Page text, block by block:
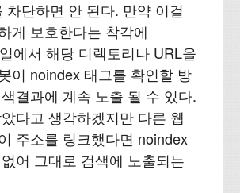
차단하면 안 된다. 만약 이걸
게 보호한다는 착각에
에서 해당 디렉토리나 URL을
이 noindex 태그를 확인할 방
결과에 계속 노출 될 수 있다.
다고 생각하겠지만 다른 웹
주소를 링크했다면 noindex
어 그대로 검색에 노출되는